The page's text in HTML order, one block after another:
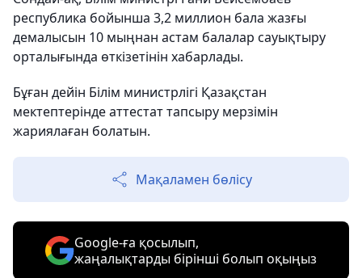
республика бойынша 3,2 миллион бала жазғы
демалысын 10 мыңнан астам балалар сауықтыру
орталығында өткізетінін хабарлады.
Бұған дейін Білім министрлігі Қазақстан
мектептерінде аттестат тапсыру мерзімін
жариялаған болатын.
Мақаламен бөлісу
Google-ға қосылып,
жаңалықтарды бірінші болып оқыңыз